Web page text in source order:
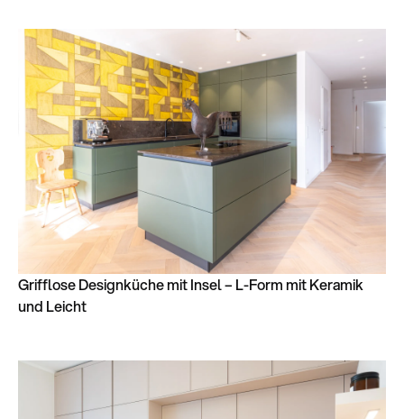
Grifflose Designküche mit Insel – L-Form mit Keramik
und Leicht